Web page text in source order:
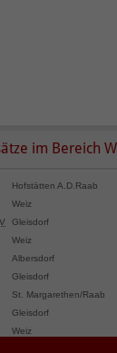
im Bereich
Hofstätten A.D.Raab
Weiz
Gleisdorf
Weiz
Albersdorf
Gleisdorf
St. Margarethen/Raab
Gleisdorf
Weiz